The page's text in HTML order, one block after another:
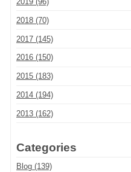
2018 (70)
2017 (145)
2016 (150)
2015 (183)
2014 (194)
2013 (162)
Categories
Blog (139)